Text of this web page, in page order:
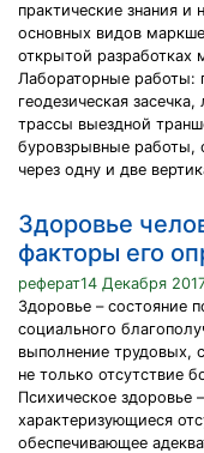
практические знания
основных видов
открытой
Лабораторные работы:
геодезическая
трассы выездной
буровзрывные работы,
через одну и две
Здоровье
факторы его
реферат14 Декабря
Здоровье – состояние
социального
выполнение трудовых,
не только отсутствие
Психическое здоровье
характеризующиеся
обеспечивающее